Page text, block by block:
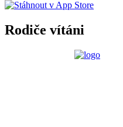
Rodiče vítáni